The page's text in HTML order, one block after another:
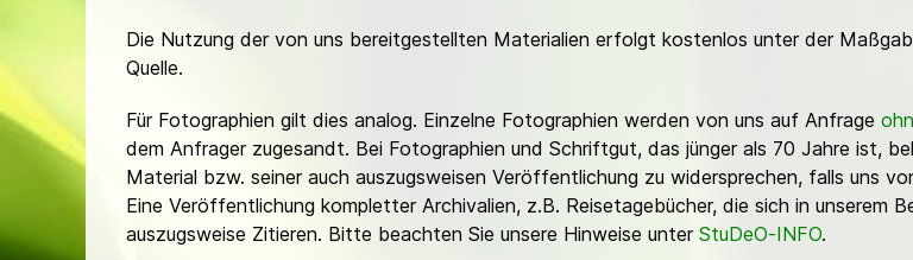
Die Nutzung der von uns bereitgestellten Materialien erfolgt kostenlos unter der
Quelle.
Für Fotographien gilt dies analog. Einzelne Fotographien werden von uns auf Anfrage
dem Anfrager zugesandt. Bei Fotographien und Schriftgut, das jünger als 70 Jahre ist,
Material bzw. seiner auch auszugsweisen Veröffentlichung zu widersprechen, falls uns
Eine Veröffentlichung kompletter Archivalien, z.B. Reisetagebücher, die sich in unserem
auszugsweise Zitieren. Bitte beachten Sie unsere Hinweise unter StuDeO-INFO.